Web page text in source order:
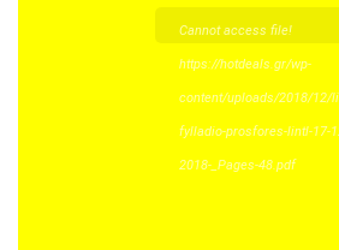
Cannot access file!
https://hotdeals.gr/wp-
content/uploads/2018/12/
fylladio-prosfores-lintl-17-
2018-_Pages-48.pdf